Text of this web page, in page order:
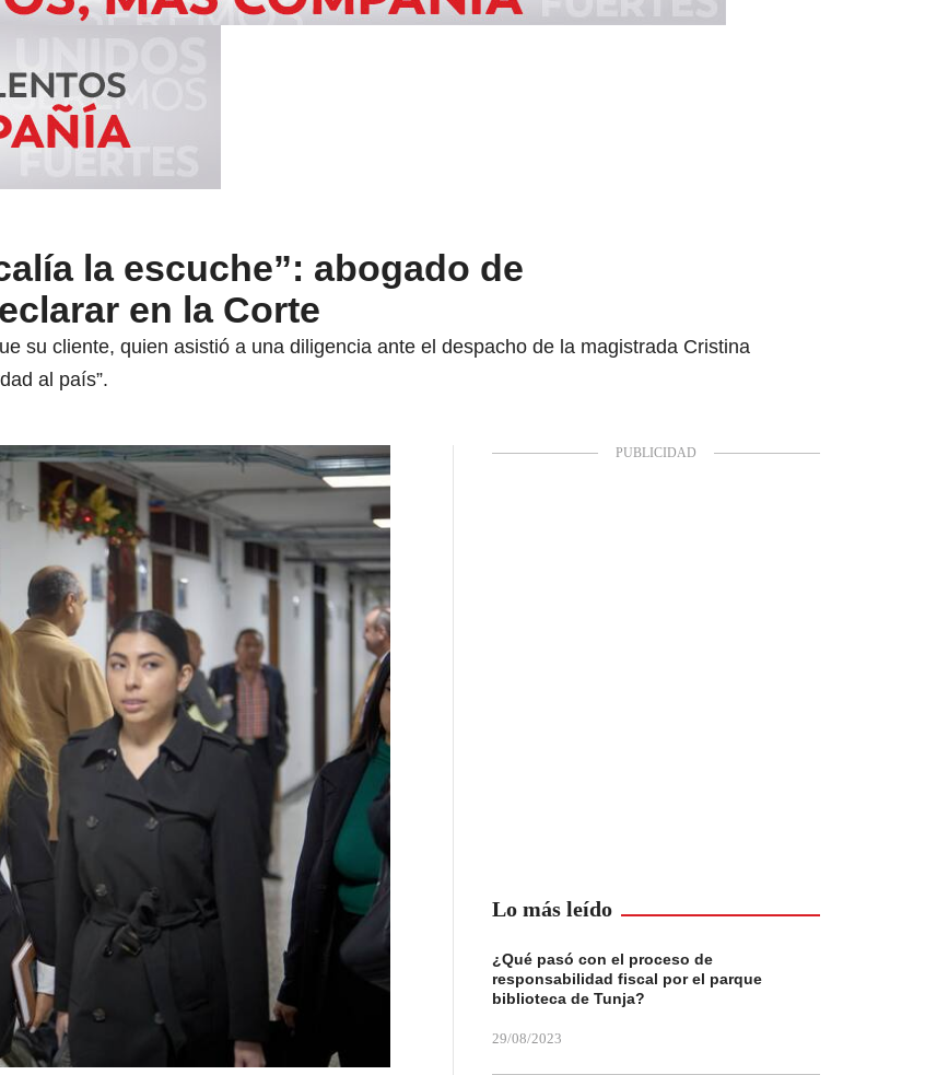
la escuche”: abogado de
en la Corte
su cliente, quien asistió a una diligencia ante el despacho de la magistrada Cristina
al país”.
Lo más leído
¿Qué pasó con el proceso de
responsabilidad fiscal por el parque
biblioteca de Tunja?
29/08/2023